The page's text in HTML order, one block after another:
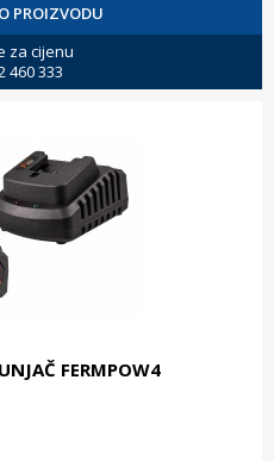
PROIZVODU
za cijenu
460 333
FERMPOW4